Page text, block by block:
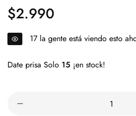
Precio
regular
$2.990
14 la gente está viendo esto
Date prisa Solo 15 ¡en stock!